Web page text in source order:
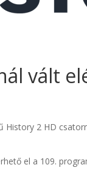
vált
2 HD
el a 109.